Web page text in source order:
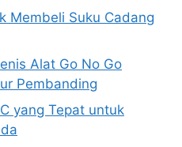
Membeli Suku Cadang
Alat Go No Go
Pembanding
yang Tepat untuk